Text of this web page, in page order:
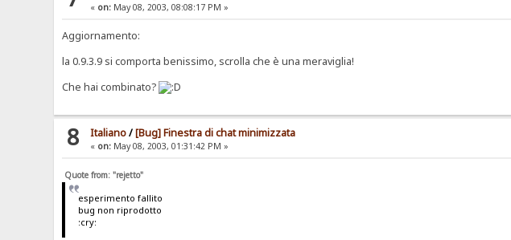
« on: May 08, 2003, 08:08:17 PM »
Aggiornamento:
la 0.9.3.9 si comporta benissimo, scrolla che è una meraviglia!
Che hai combinato?
8 Italiano/[Bug] Finestra di chat minimizzata
« on: May 08, 2003, 01:31:42 PM »
Quote from: "rejetto"
esperimento fallito
bug non riprodotto
:cry: